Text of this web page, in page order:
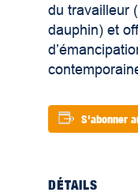
du travailleur
dauphin) et
S'abonner
DÉTAILS